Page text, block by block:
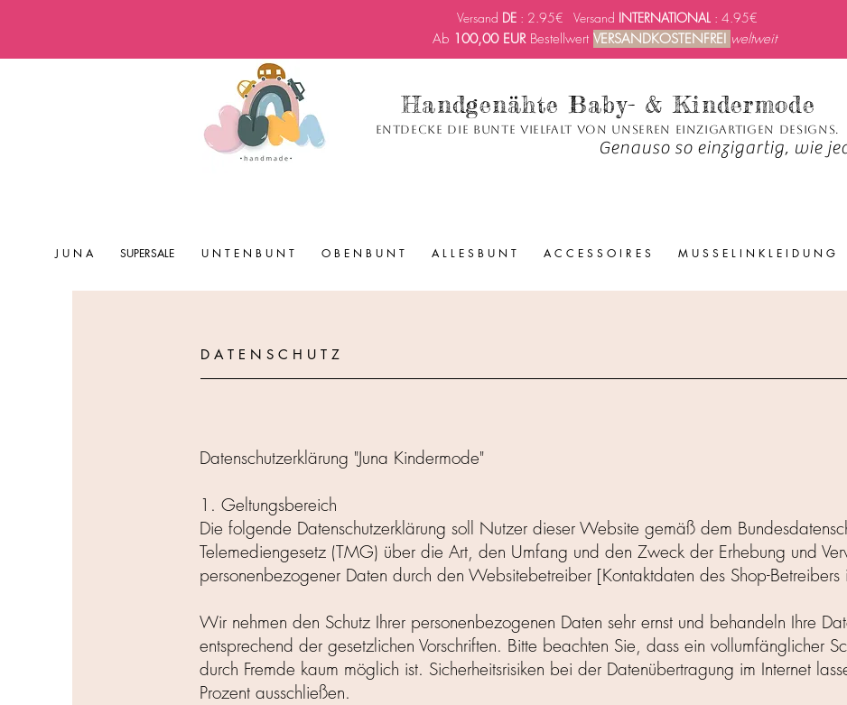
Versand DE : 2.95€ Versand INTERNATIONAL : 4.95€
Ab 100,00 EURBestellwert VERSANDKOSTENFREI weltweit
Handgenähte Baby- & Kindermode
Entdecke die bunte Vielfalt von unseren einzigartigen Designs.
Genauso so einzigartig, wie
J U N A SUPERSALE U N T E N B U N T O B E N B U N T A L L E S B U N T A C C E S S O I R E S M U S S E L I N K L E I D U N G
D A T E N S C H U T Z
Datenschutzerklärung "Juna Kindermode"
1. Geltungsbereich
Die folgende Datenschutzerklärung soll Nutzer dieser Website gemäß dem
Telemediengesetz (TMG) über die Art, den Umfang und den Zweck der Erhebung und
personenbezogener Daten durch den Websitebetreiber [Kontaktdaten des Shop-Betreibers
Wir nehmen den Schutz Ihrer personenbezogenen Daten sehr ernst und behandeln Ihre
entsprechend der gesetzlichen Vorschriften. Bitte beachten Sie, dass ein vollumfänglicher
durch Fremde kaum möglich ist. Sicherheitsrisiken bei der Datenübertragung im Internet
Prozent ausschließen.